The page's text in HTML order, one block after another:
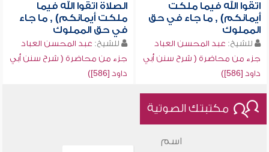
اتقوا الله فيما ملكت
أيمانكم) , ما جاء في حق
المملوك
للشيخ: عبد المحسن العباد
جزء من محاضرة ( شرح سنن أبي
داود [586])
الصلاة اتقوا الله فيما
ملكت أيمانكم) , ما جاء
في حق المملوك
للشيخ: عبد المحسن العباد
جزء من محاضرة ( شرح سنن أبي
داود [586])
مكتبتك الصوتية
اسم